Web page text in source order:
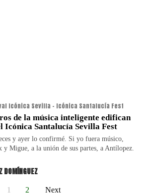
Icónica Sevilla - Icónica Santalucía Fest
de la música inteligente edifican
Icónica Santalucía Sevilla Fest
y ayer lo confirmé. Si yo fuera músico,
y Migue, a la unión de sus partes, a Antílopez.
DOMÍNGUEZ
1 2 Next